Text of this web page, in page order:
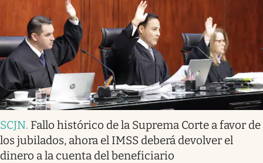
SCJN. Fallo histórico de la Suprema Corte a favor de
los jubilados, ahora el IMSS deberá devolver el
dinero a la cuenta del beneficiario